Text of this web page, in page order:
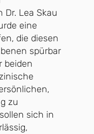
Lea Skau
eine
die diesen
spürbar
beiden
zu
sich in